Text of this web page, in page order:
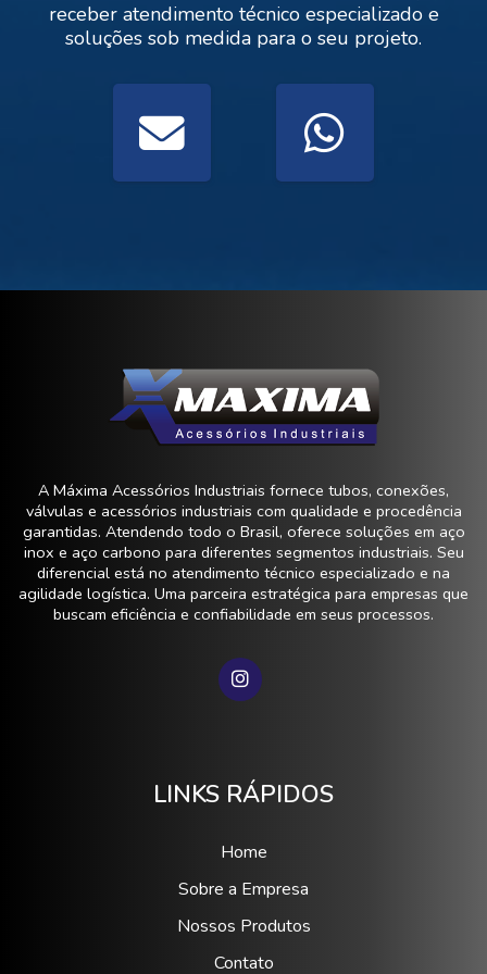
A válvula globo pode substituir outros tipos
de válvulas?
Existe limitação de uso?
receber atendimento técnico especializado e
soluções sob medida para o seu projeto.
A Máxima Acessórios Industriais fornece tubos, conexões,
válvulas e acessórios industriais com qualidade e procedência
garantidas. Atendendo todo o Brasil, oferece soluções em aço
inox e aço carbono para diferentes segmentos industriais. Seu
diferencial está no atendimento técnico especializado e na
agilidade logística. Uma parceira estratégica para empresas que
buscam eficiência e confiabilidade em seus processos.
LINKS RÁPIDOS
Home
Sobre a Empresa
Nossos Produtos
Contato